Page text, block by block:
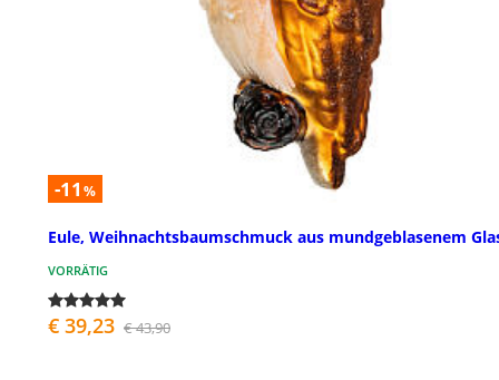
-11 %
Eule, Weihnachtsbaumschmuck aus mundgeblasenem
VORRÄTIG
€ 39,23 € 43,90